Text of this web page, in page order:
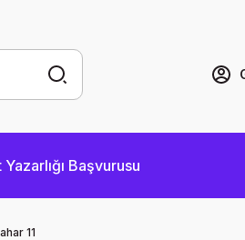
Yazarlığı Başvurusu
11